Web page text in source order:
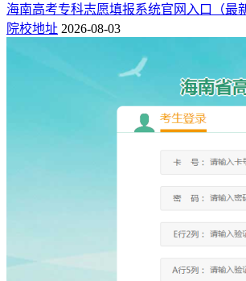
海南高考专科志愿填报系统官网入口（最
院校地址 2026-08-03